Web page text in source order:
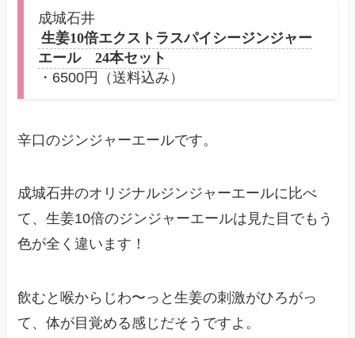
成城石井
生姜10倍エクストラスパイシージンジャー
エール 24本セット
・6500円（送料込み）
辛口のジンジャーエールです。
成城石井のオリジナルジンジャーエールに比べ
て、生姜10倍のジンジャーエールは見た目でもう
色が全く違います！
飲むと喉からじわ〜っと生姜の刺激がひろがっ
て、体が目覚める感じだそうですよ。